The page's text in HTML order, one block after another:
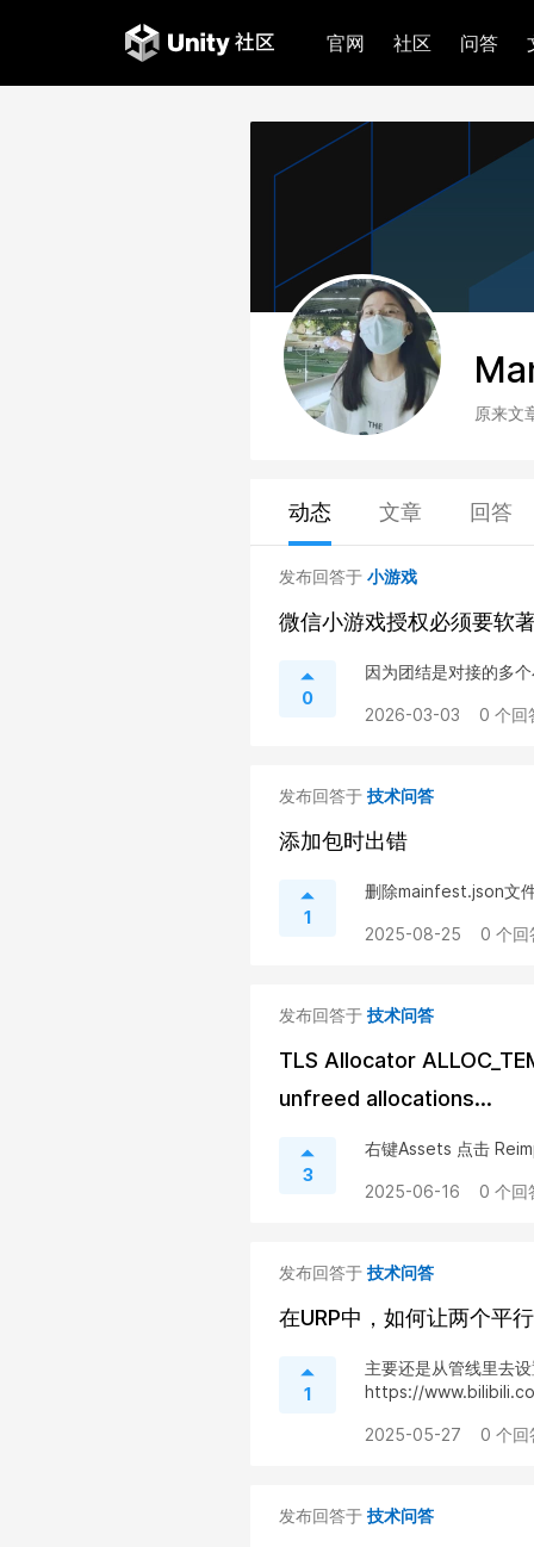
官网 社区 问答
原来文
动态 文章 回答
发布回答于 小游戏
微信小游戏授权必须要软
0
因为团结是对接的多
2026-03-03 0 个回
发布回答于 技术问答
添加包时出错
1
删除mainfest.json文
2025-08-25 0 个回
发布回答于 技术问答
TLS Allocator
unfreed allocations...
3
右键Assets 点击
2025-06-16 0 个回
发布回答于 技术问答
在URP中，如何让两个平
1
主要还是从管线里去
https://
2025-05-27 0 个回
发布回答于 技术问答